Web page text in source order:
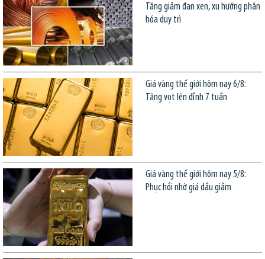
Tăng giảm đan xen, xu hướng phân
hóa duy trì
Giá vàng thế giới hôm nay 6/8:
Tăng vọt lên đỉnh 7 tuần
Giá vàng thế giới hôm nay 5/8:
Phục hồi nhờ giá dầu giảm